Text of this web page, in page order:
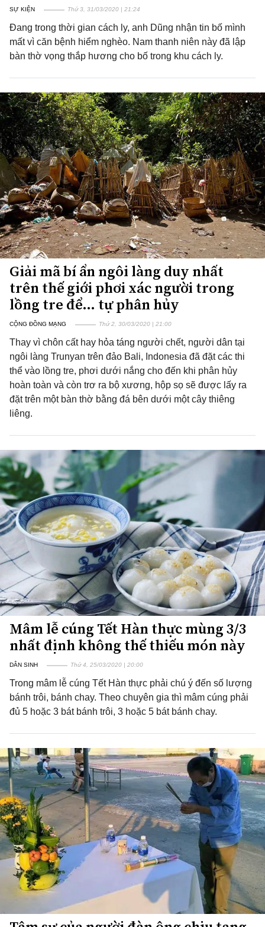
SỰ KIỆN Thứ 3, 31/03/2020 | 21:24
Đang trong thời gian cách ly, anh Dũng nhận tin bố mình
mất vì căn bệnh hiểm nghèo. Nam thanh niên này đã lập
bàn thờ vọng thắp hương cho bố trong khu cách ly.
Giải mã bí ẩn ngôi làng duy nhất
trên thế giới phơi xác người trong
lồng tre để… tự phân hủy
CỘNG ĐỒNG MẠNG Thứ 2, 30/03/2020 | 21:00
Thay vì chôn cất hay hỏa táng người chết, người dân tại
ngôi làng Trunyan trên đảo Bali, Indonesia đã đặt các thi
thể vào lồng tre, phơi dưới nắng cho đến khi phân hủy
hoàn toàn và còn trơ ra bộ xương, hộp sọ sẽ được lấy ra
đặt trên một bàn thờ bằng đá bên dưới một cây thiêng
liêng.
Mâm lễ cúng Tết Hàn thực mùng 3/3
nhất định không thế thiếu món này
DÂN SINH Thứ 4, 25/03/2020 | 20:00
Trong mâm lễ cúng Tết Hàn thực phải chú ý đến số lượng
bánh trôi, bánh chay. Theo chuyên gia thì mâm cúng phải
đủ 5 hoặc 3 bát bánh trôi, 3 hoặc 5 bát bánh chay.